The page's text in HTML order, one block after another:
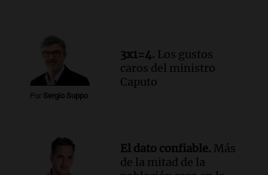
Audio.
Chile planteó mejorar la
conectividad fronteriza, aérea y digital
con Jujuy
Panorama Federal
Episodios
Por Sergio Suppo
3x1=4. Los gustos
caros del ministro
Caputo
El dato confiable. Más
de la mitad de la